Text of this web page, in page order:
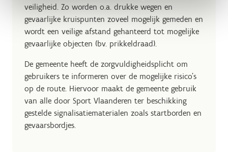
veiligheid. Zo worden o.a. drukke wegen en
gevaarlijke kruispunten zoveel mogelijk gemeden en
wordt een veilige afstand gehanteerd tot mogelijke
gevaarlijke objecten (bv. prikkeldraad).
De gemeente heeft de zorgvuldigheidsplicht om
gebruikers te informeren over de mogelijke risico’s
op de route. Hiervoor maakt de gemeente gebruik
van alle door Sport Vlaanderen ter beschikking
gestelde signalisatiematerialen zoals startborden en
gevaarsbordjes.